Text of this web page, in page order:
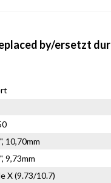
by/ersetzt
10,70mm
9,73mm
X (9.73/10.7)